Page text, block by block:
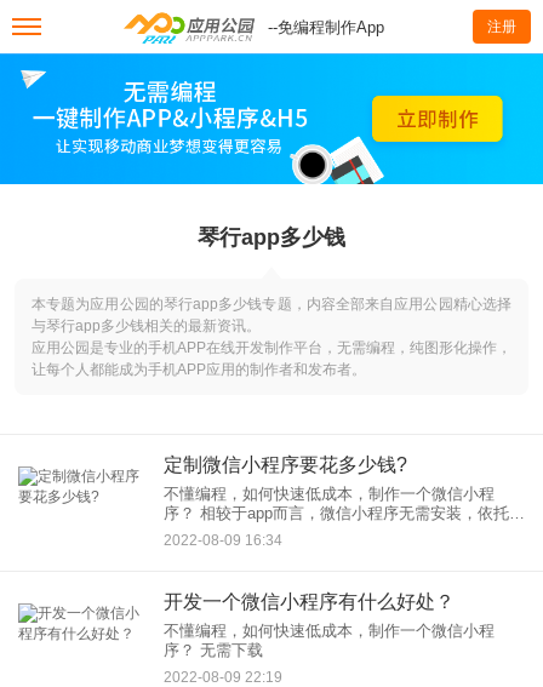
--免编程制作App 注册
琴行app多少钱
本专题为应用公园的琴行app多少钱专题，内容全部来自应用公园精心选择
与琴行app多少钱相关的最新资讯。
应用公园是专业的手机APP在线开发制作平台，无需编程，纯图形化操作，
让每个人都能成为手机APP应用的制作者和发布者。
定制微信小程序要花多少钱?
不懂编程，如何快速低成本，制作一个微信小程
序？ 相较于app而言，微信小程序无需安装，依托微
信这个强大的平台，其需求市场还是非常可观的。
也
2022-08-09 16:34
开发一个微信小程序有什么好处？
不懂编程，如何快速低成本，制作一个微信小程
序？ 无需下载
2022-08-09 22:19